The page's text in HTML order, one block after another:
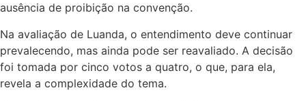
ausência de proibição na convenção.
Na avaliação de Luanda, o entendimento deve continuar
prevalecendo, mas ainda pode ser reavaliado. A decisão
foi tomada por cinco votos a quatro, o que, para ela,
revela a complexidade do tema.